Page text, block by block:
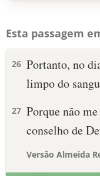
Esta passagem
26 Portanto, no
limpo do
27 Porque não
conselho de
Versão Almeida